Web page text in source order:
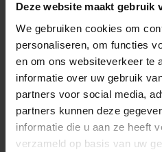
Deze website maakt gebruik
We gebruiken cookies om
personaliseren, om functies
en om ons websiteverkeer te
informatie over uw gebruik
partners voor social media,
partners kunnen deze
informatie die u aan ze heeft
verzameld op basis van uw
meer aandacht
opleiding. Het nieuwe
maatschappij’ zal
ook een loopbaan in
in de kijker gezet.
De opleidingsraad zal
en de masterproef
de verwachtingen